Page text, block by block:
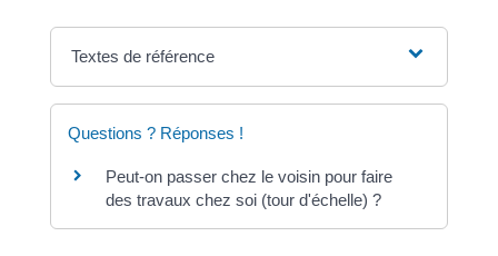
Textes de référence
Questions ? Réponses !
Peut-on passer chez le voisin pour faire
des travaux chez soi (tour d'échelle) ?